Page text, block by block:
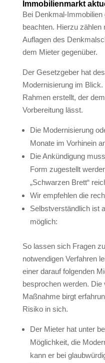
Immobilienmarkt
Bei Denkmal-
beachten. Hierzu zählen
Auflagen des
dem Mieter gegenüber.
Der Gesetzgeber hat
Modernisierung im
Rahmen erstellt, der
Vorbereitung lässt.
Die Modernisierung
Monate im Vorhinein
Die Ankündigung
Form zugestellt
„Schwarzen Brett“
Wir empfehlen die
Selbstverständlich ist
möglich:
So lassen sich Fragen
notwendigen Verfahren
einer darauf folgenden
besprochen werden. Die
Maßnahme birgt
Risiko in sich.
Der Mieter hat unter
Möglichkeit, die
kann er bei